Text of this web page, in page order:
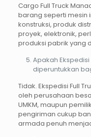
Cargo Full Truck
barang seperti mesin
konstruksi, produk
proyek, elektronik,
produksi pabrik yang
Apakah
diperuntukkan
Tidak. Ekspedisi Full
oleh perusahaan
UMKM, maupun
pengiriman cukup
armada penuh